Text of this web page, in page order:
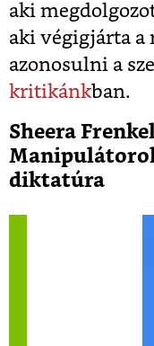
aki
aki végigjárta a
azonosulni a
kritikánkban.
Sheera
diktatúra